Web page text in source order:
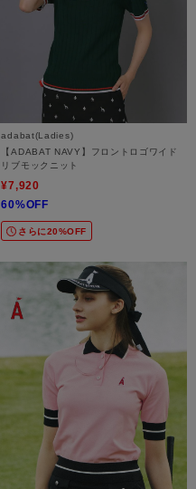
adabat(Ladies)
【ADABAT NAVY】フロントロゴワイド
リブモックニット
¥7,920
60%OFF
さらに20%OFF